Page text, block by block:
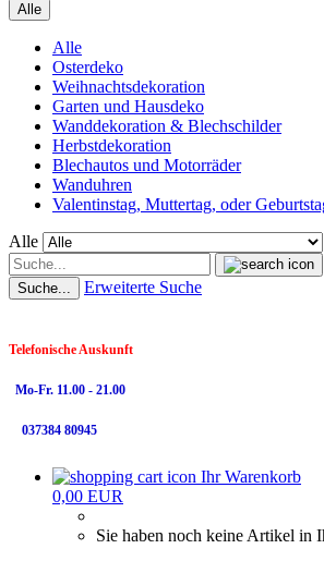
Alle
Alle
Osterdeko
Weihnachtsdekoration
Garten und Hausdeko
Wanddekoration & Blechschilder
Herbstdekoration
Blechautos und Motorräder
Wanduhren
Valentinstag, Muttertag, oder
Alle
Suche... Erweiterte Suche
Telefonische Auskunft
Mo-Fr. 11.00 - 21.00
037384 80945
Ihr Warenkorb
0,00 EUR
Sie haben noch keine Artikel in